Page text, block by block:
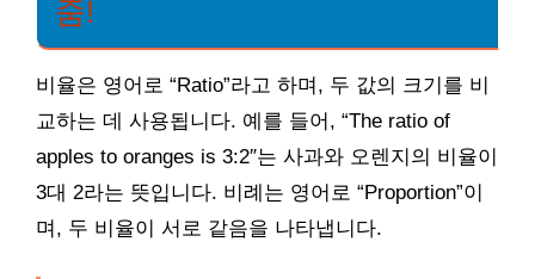
줌!
비율은 영어로 “Ratio”라고 하며, 두 값의 크기를 비
교하는 데 사용됩니다. 예를 들어, “The ratio of
apples to oranges is 3:2″는 사과와 오렌지의 비율이
3대 2라는 뜻입니다. 비례는 영어로 “Proportion”이
며, 두 비율이 서로 같음을 나타냅니다.